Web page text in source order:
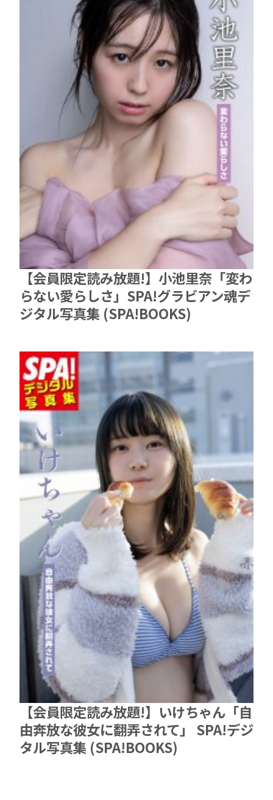
【会員限定読み放題!】小池里奈「変わ
らない愛らしさ」SPA!グラビアン魂デ
ジタル写真集 (SPA!BOOKS)
【会員限定読み放題!】いけちゃん「自
由奔放な彼女に翻弄されて」 SPA!デジ
タル写真集 (SPA!BOOKS)